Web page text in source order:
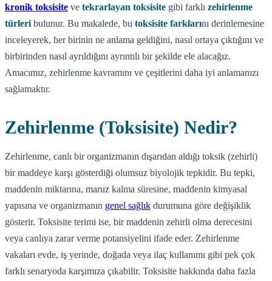
kronik toksisite ve tekrarlayan toksisite gibi farklı zehirlenme
türleri bulunur. Bu makalede, bu toksisite farklarını derinlemesine
inceleyerek, her birinin ne anlama geldiğini, nasıl ortaya çıktığını ve
birbirinden nasıl ayrıldığını ayrıntılı bir şekilde ele alacağız.
Amacımız, zehirlenme kavramını ve çeşitlerini daha iyi anlamanızı
sağlamaktır.
Zehirlenme (Toksisite) Nedir?
Zehirlenme, canlı bir organizmanın dışarıdan aldığı toksik (zehirli)
bir maddeye karşı gösterdiği olumsuz biyolojik tepkidir. Bu tepki,
maddenin miktarına, maruz kalma süresine, maddenin kimyasal
yapısına ve organizmanın genel sağlık durumuna göre değişiklik
gösterir. Toksisite terimi ise, bir maddenin zehirli olma derecesini
veya canlıya zarar verme potansiyelini ifade eder. Zehirlenme
vakaları evde, iş yerinde, doğada veya ilaç kullanımı gibi pek çok
farklı senaryoda karşımıza çıkabilir. Toksisite hakkında daha fazla